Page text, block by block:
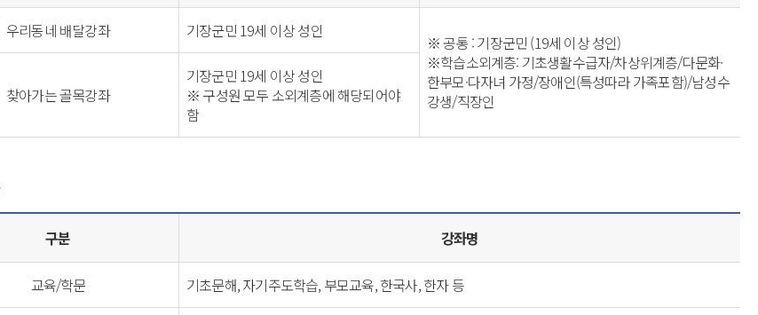
우리동네 배달강좌 기장군민 19세 이상 성인
※ 공통 : 기장군민 (19세 이상 성인)
※학습소외계층: 기초생활수급자/차상위계층/다문화·
한부모·다자녀 가정/장애인(특성따라 가족포함)/남성수
강생/직장인
찾아가는 골목강좌
기장군민 19세 이상 성인
※ 구성원 모두 소외계층에 해당되어야
함
구분 강좌명
교육/학문 기초문해, 자기주도학습, 부모교육, 한국사, 한자 등